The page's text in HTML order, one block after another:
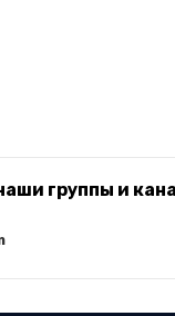
группы и